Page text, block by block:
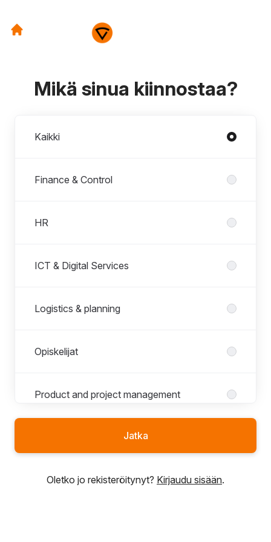
Mikä sinua kiinnostaa?
Kaikki
Finance & Control
HR
ICT & Digital Services
Logistics & planning
Opiskelijat
Product and project management
Sales, marketing and communications
Jatka
Oletko jo rekisteröitynyt? Kirjaudu sisään.